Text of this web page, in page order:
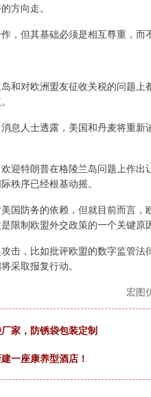
方向走。
但其基础必须是相互尊重，而
对欧洲盟友征收关税的问题上
人士透露，美国和丹麦将重新
特朗普在格陵兰岛问题上作出
秩序已经根基动摇。
防务的依赖，但就目前而言，
限制欧盟外交政策的一个关键原
，比如批评欧盟的数字监管法
采取报复行动。
宏图
家，防锈袋包装定制
一座康养型酒店！